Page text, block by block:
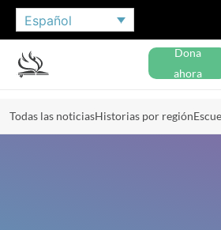
Español
Dona
ahora
Todas las noticiasHistorias por región